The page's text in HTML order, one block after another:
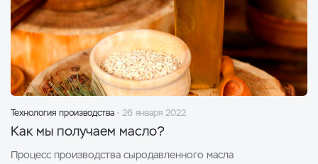
Технология производства 26 января 2022
Как мы получаем масло?
Процесс производства сыродавленного масла